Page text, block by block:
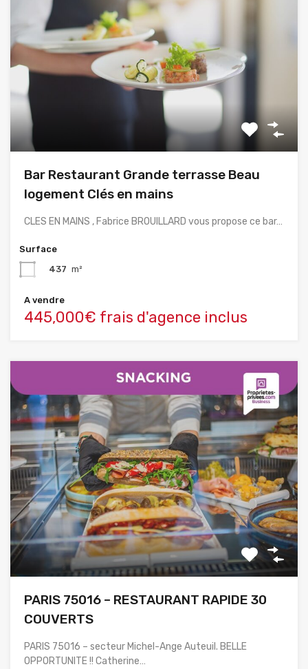
Bar Restaurant Grande terrasse Beau
logement Clés en mains
CLES EN MAINS , Fabrice BROUILLARD vous propose ce bar…
Surface
437 m²
A vendre
445,000€ frais d'agence inclus
PARIS 75016 – RESTAURANT RAPIDE 30
COUVERTS
PARIS 75016 – secteur Michel-Ange Auteuil. BELLE
OPPORTUNITE !! Catherine…